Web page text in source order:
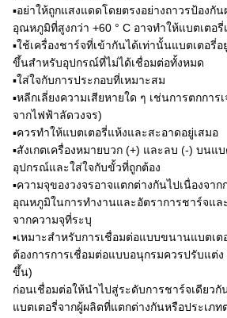
▪อย่าให้ถูกแสงแดดโดยตรงอย่างถาวรป้องกั
อุณหภูมิที่สูงกว่า +60 ° C อาจทำให้แบตเตอรี่
▪ใช้เครื่องชาร์จที่เข้ากันได้เท่านั้นแบตเตอรี่
ขึ้นสำหรับอุปกรณ์ที่ไม่ได้เชื่อมต่อทั้งหมด
▪ใส่ใจกับการประกอบที่เหมาะสม
▪หลีกเลี่ยงความเสียหายใด ๆ เช่นการตกการ
จากไฟฟ้าลัดวงจร)
▪ควรทำให้แบตเตอรี่แห้งและสะอาดอยู่เสมอ
▪สังเกตเครื่องหมายบวก (+) และลบ (-) บนแ
อุปกรณ์และใส่ใจกับขั้วที่ถูกต้อง
▪ความจุของวงจรอาจแตกต่างกันไปเนื่องจา
อุณหภูมิในการทำงานและอัตราการชาร์จแล
จากความจุที่ระบุ
▪เหมาะสำหรับการเชื่อมต่อแบบขนานแบตเ
ต้องการการเชื่อมต่อแบบอนุกรมควรปรับแต่
ขึ้น)
ก่อนเชื่อมต่อให้นำไปสู่ระดับการชาร์จเดียวกั
แบตเตอรี่จากผู้ผลิตที่แตกต่างกันหรือประเภท